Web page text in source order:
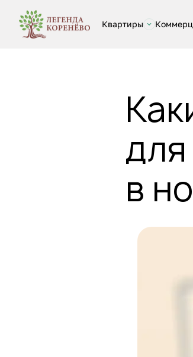
Квартиры
в